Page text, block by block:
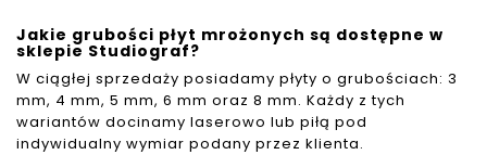
Jakie grubości płyt mrożonych są dostępne w
sklepie Studiograf?
W ciągłej sprzedaży posiadamy płyty o grubościach: 3
mm, 4 mm, 5 mm, 6 mm oraz 8 mm. Każdy z tych
wariantów docinamy laserowo lub piłą pod
indywidualny wymiar podany przez klienta.